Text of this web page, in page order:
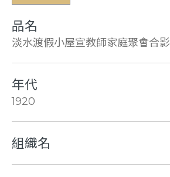
品名
淡水渡假小屋宣教師家庭聚會合影
年代
1920
組織名